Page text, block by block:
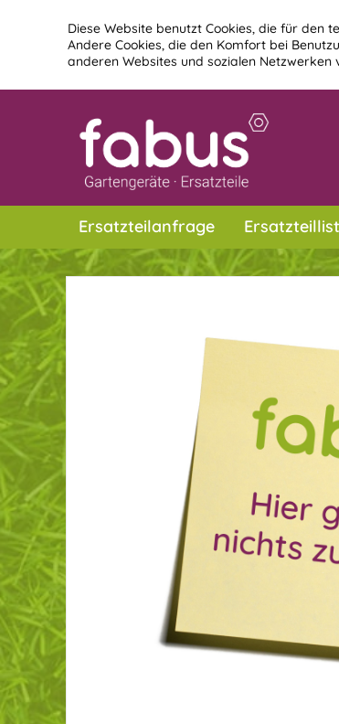
Diese Website benutzt Cookies, die für den
Andere Cookies, die den Komfort bei
anderen Websites und sozialen
Ersatzteilanfrage